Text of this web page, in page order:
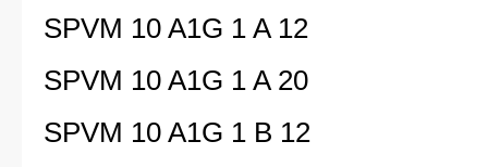
SPVM 10 A1G 1 A 12
SPVM 10 A1G 1 A 20
SPVM 10 A1G 1 B 12